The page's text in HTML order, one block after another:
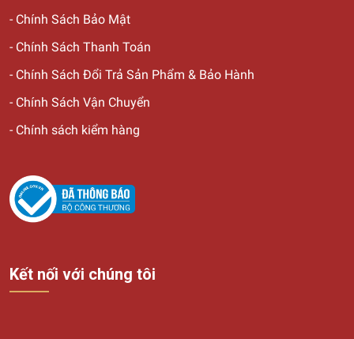
- Chính Sách Bảo Mật
- Chính Sách Thanh Toán
- Chính Sách Đổi Trả Sản Phẩm & Bảo Hành
- Chính Sách Vận Chuyển
- Chính sách kiểm hàng
Kết nối với chúng tôi